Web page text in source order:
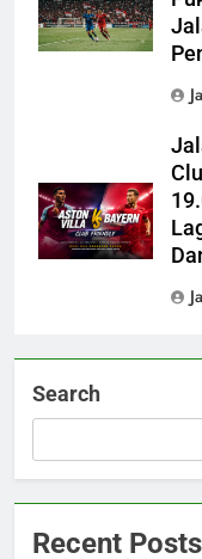
Search
Recent Posts